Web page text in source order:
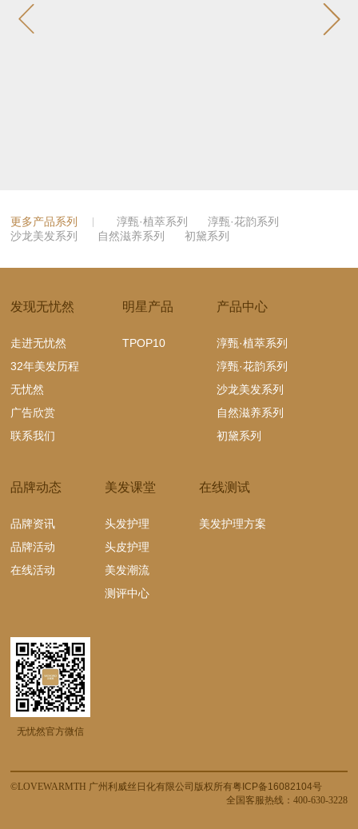
 
更多产品系列 淳甄·植萃系列
淳甄·花韵系列
沙龙美发系列
自然滋养系列 初黛系列
发现无忧然
走进无忧然
32年美发历程
无忧然
广告欣赏
联系我们
明星产品
TPOP10
产品中心
淳甄·植萃系列
淳甄·花韵系列
沙龙美发系列
自然滋养系列
初黛系列
品牌动态
品牌资讯
品牌活动
在线活动
美发课堂
头发护理
头皮护理
美发潮流
测评中心
在线测试
美发护理方案
无忧然官方微信
©LOVEWARMTH 广州利威丝日化有限公司版权所有粤ICP备16082104号
全国客服热线：400-630-3228